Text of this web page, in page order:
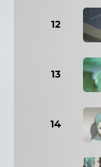
12
13
14